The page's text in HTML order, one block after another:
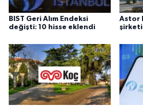
BIST Geri Alım Endeksi
değişti: 10 hisse eklendi
Astor